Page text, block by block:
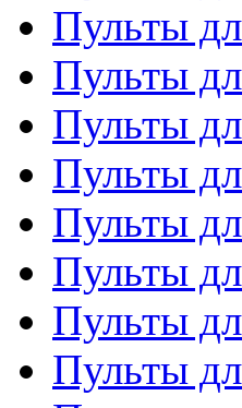
Пульты
Пульты
Пульты
Пульты
Пульты
Пульты
Пульты
Пульты